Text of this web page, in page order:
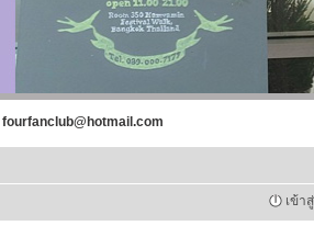
fourfanclub@hotmail.com
เข้า